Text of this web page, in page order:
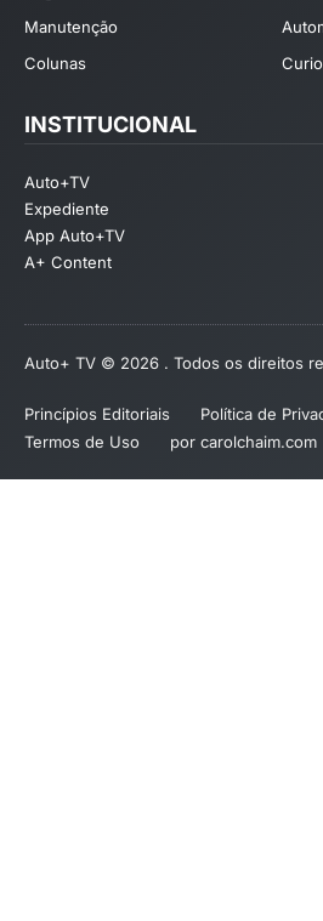
Manutenção
Colunas
INSTITUCIONAL
Auto+TV
Expediente
App Auto+TV
A+ Content
Auto+ TV © 2026 . Todos os direitos
Princípios Editoriais
Política de
Termos de Uso
por carolchaim.com